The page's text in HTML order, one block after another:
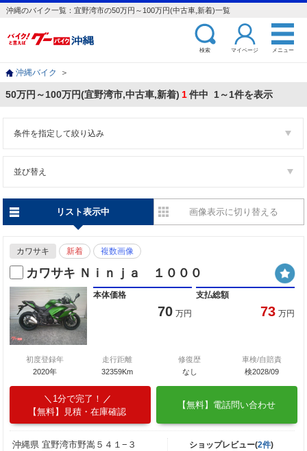
沖縄のバイク一覧：宜野湾市の50万円～100万円(中古車,新着)一覧
検索 マイページ メニュー
沖縄バイク ＞
50万円～100万円(宜野湾市,中古車,新着) 1件中 1～1件を表示
条件を指定して絞り込み
並び替え
リスト表示中 画像表示に切り替える
カワサキ 新着 複数画像
カワサキ Ｎｉｎｊａ １０００
本体価格
70 万円
支払総額
73 万円
初度登録年
2020年
走行距離
32359Km
修復歴
なし
車検/自賠責
検2028/09
1分で完了！
【無料】見積・在庫確認
【無料】電話問い合わせ
沖縄県 宜野湾市野嵩５４１−３
ショップレビュー(2件)